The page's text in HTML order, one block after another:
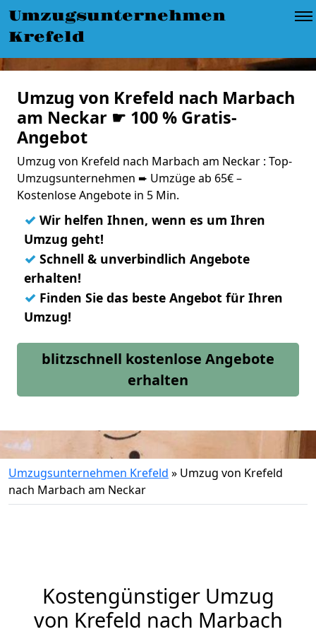
Umzugsunternehmen
Krefeld
Umzug von Krefeld nach Marbach
am Neckar ☛ 100 % Gratis-
Angebot
Umzug von Krefeld nach Marbach am Neckar : Top-
Umzugsunternehmen ➨ Umzüge ab 65€ –
Kostenlose Angebote in 5 Min.
✓ Wir helfen Ihnen, wenn es um Ihren
Umzug geht!
✓ Schnell & unverbindlich Angebote
erhalten!
✓ Finden Sie das beste Angebot für Ihren
Umzug!
blitzschnell kostenlose Angebote
erhalten
Umzugsunternehmen Krefeld » Umzug von Krefeld
nach Marbach am Neckar
Kostengünstiger Umzug
von Krefeld nach Marbach